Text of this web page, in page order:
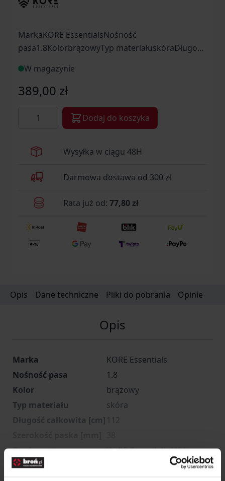
MarkaKORE EssentialsNośność
pasa1.8KolorbrązowyTyp materiałuskóraDługość
[mm]38ProducentKORE Essentials, USA
W magazynie
389,00 zł
Dodaj do koszyka
Wysyłka w ciągu 48H
Darmowa dostawa od 300 zł
Rata już od: 77,80 zł
Opis Dane techniczne Pliki do pobrania Opinie
Opis
Marka
KORE Essentials
Nośność pasa
1.8
Kolor
brązowy
Typ materiału
skóra
Długość całkowita [cm] 112
Producent
KORE Essentials, USA